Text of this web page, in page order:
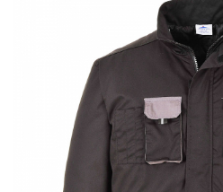
Masini spalat cu presiune
Scule si unelte gradina
Accesorii drujbe
Drujbe electrice
Drujbe termice